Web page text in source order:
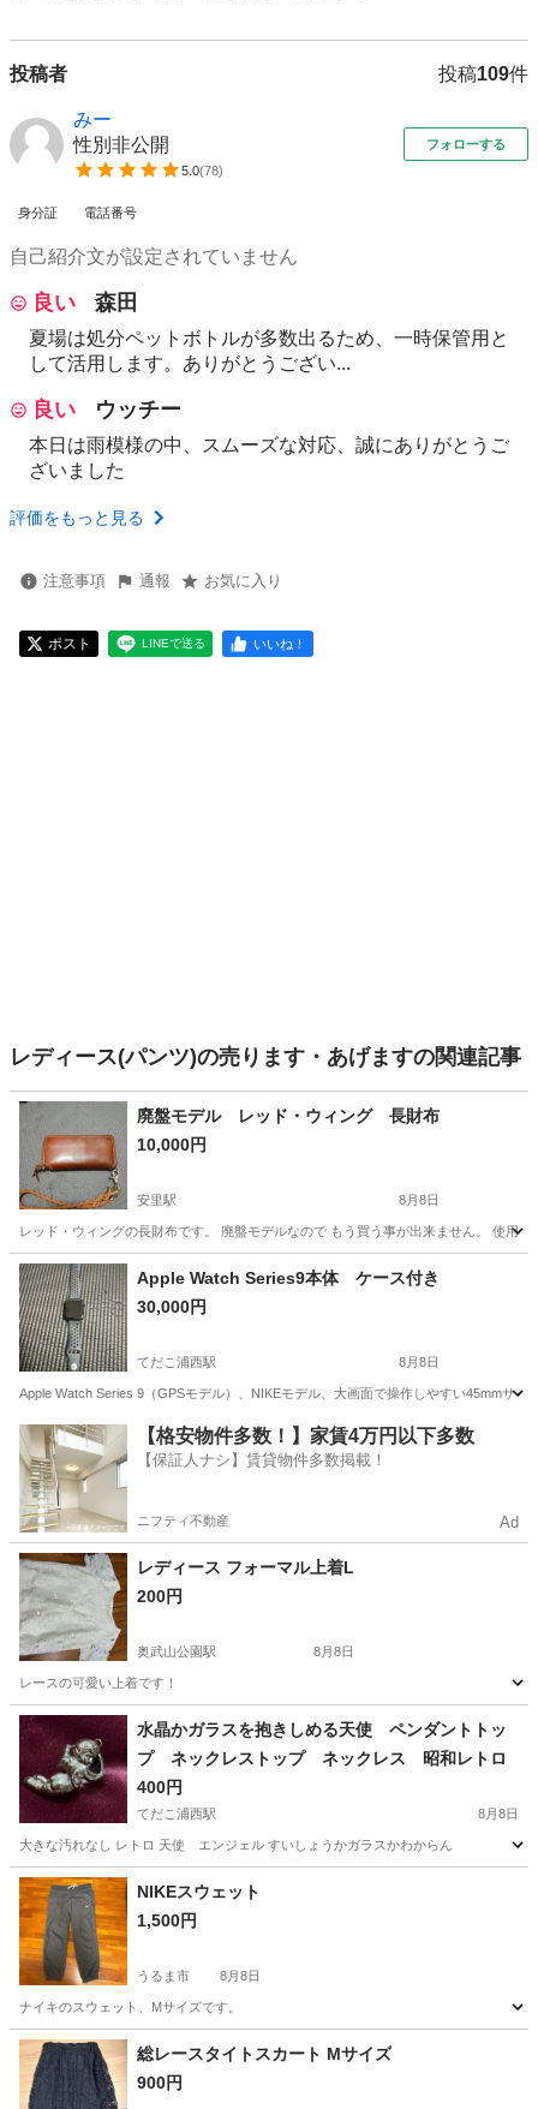
投稿者 投稿109件
みー
性別非公開
5.0(78)
フォローする
身分証 電話番号
自己紹介文が設定されていません
良い 森田
夏場は処分ペットボトルが多数出るため、一時保管用と
して活用します。ありがとうござい...
良い ウッチー
本日は雨模様の中、スムーズな対応、誠にありがとうご
ざいました
評価をもっと見る
注意事項 通報 お気に入り
ポスト LINEで送る いいね！
レディース(パンツ)の売ります・あげますの関連記事
廃盤モデル レッド・ウィング 長財布
10,000円
安里駅 8月8日
レッド・ウィングの長財布です。 廃盤モデルなので もう買う事が出来ません。 使用
沖縄 那覇市
Apple Watch Series9本体 ケース付き
30,000円
てだこ浦西駅 8月8日
Apple Watch Series 9（GPSモデル）、NIKEモデル、大画面で操作しやすい45mmサ
沖縄 中頭郡 てだこ浦西駅 アクセサリー Apple Watch
【格安物件多数！】家賃4万円以下多数
【保証人ナシ】賃貸物件多数掲載！
ニフティ不動産 Ad
レディース フォーマル上着L
200円
奥武山公園駅 8月8日
レースの可愛い上着です！
沖縄 豊見城市 奥武山公園駅 その他
水晶かガラスを抱きしめる天使 ペンダントトッ
プ ネックレストップ ネックレス 昭和レトロ
400円
てだこ浦西駅 8月8日
大きな汚れなし レトロ 天使 エンジェル すいしょうかガラスかわからん
沖縄 中頭郡 てだこ浦西駅
NIKEスウェット
1,500円
うるま市 8月8日
ナイキのスウェット、Mサイズです。
沖縄 うるま市 総レースタイトスカート Mサイズ
900円